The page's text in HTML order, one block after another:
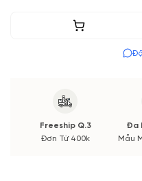
Vuonhoatuoi.vn đảm bảo
cũng như chất lượng hoa
Thêm vào giỏ
Freeship Q.3
Đơn Từ 400k
Đa
Mẫu